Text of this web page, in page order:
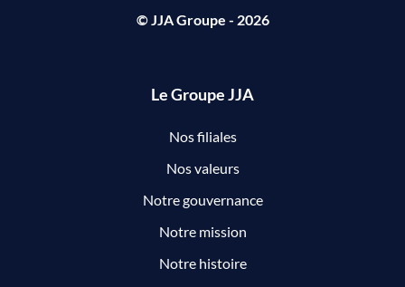
© JJA Groupe - 2026
Le Groupe JJA
Nos filiales
Nos valeurs
Notre gouvernance
Notre mission
Notre histoire